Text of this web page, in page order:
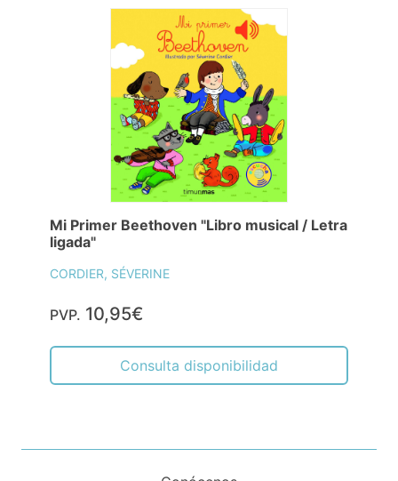
Mi Primer Beethoven "Libro musical / Letra
ligada"
CORDIER, SÉVERINE
PVP. 10,95€
Consulta disponibilidad